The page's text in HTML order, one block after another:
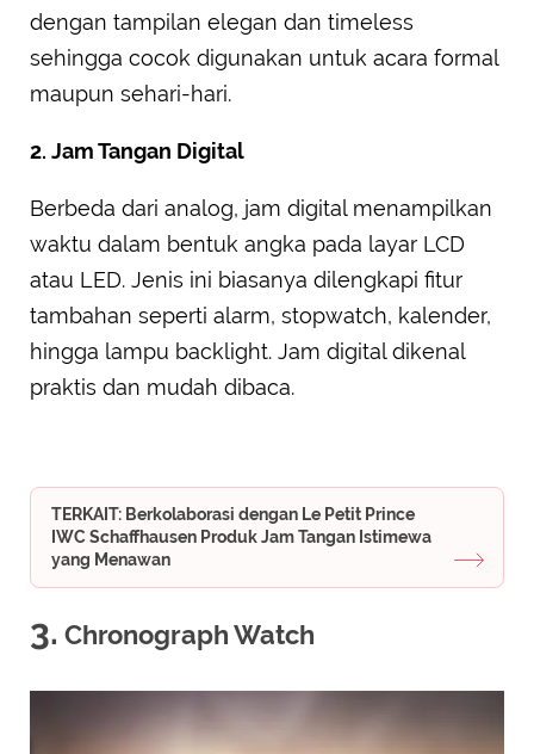
dengan tampilan elegan dan timeless
sehingga cocok digunakan untuk acara formal
maupun sehari-hari.
2. Jam Tangan Digital
Berbeda dari analog, jam digital menampilkan
waktu dalam bentuk angka pada layar LCD
atau LED. Jenis ini biasanya dilengkapi fitur
tambahan seperti alarm, stopwatch, kalender,
hingga lampu backlight. Jam digital dikenal
praktis dan mudah dibaca.
TERKAIT: Berkolaborasi dengan Le Petit Prince
IWC Schaffhausen Produk Jam Tangan Istimewa
yang Menawan
3. Chronograph Watch